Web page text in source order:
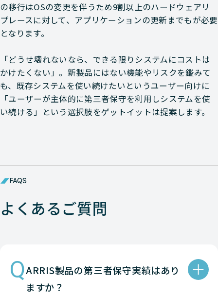
の移行はOSの変更を伴うため9割以上のハードウェアリ
プレースに対して、アプリケーションの更新までもが必要
となります。
「どうせ壊れないなら、できる限りシステムにコストは
かけたくない」。新製品にはない機能やリスクを鑑みて
も、既存システムを使い続けたいというユーザー向けに
「ユーザーが主体的に第三者保守を利用しシステムを使
い続ける」という選択肢をゲットイットは提案します。
FAQS
よくあるご質問
QARRIS製品の第三者保守実績はあり
ますか？